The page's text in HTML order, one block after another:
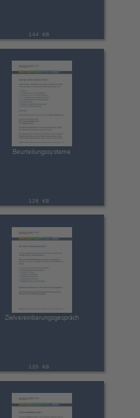
144 KB
Beurteilungssysteme
128 KB
Zielvereinbarungsgespräch
135 KB